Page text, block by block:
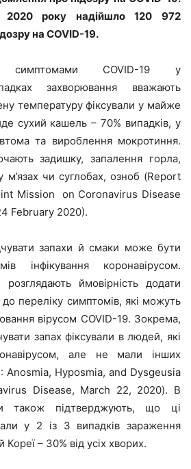
2020 року надійшло 120 972
на COVID-19.
симптомами COVID-19 у
захворювання вважають
температуру фіксували у майже
сухий кашель – 70% випадків, у
та вироблення мокротиння.
задишку, запалення горла,
м’язах чи суглобах, озноб (Report
Mission on Coronavirus Disease
February 2020).
запахи й смаки може бути
інфікування коронавірусом.
розглядають ймовірність додати
переліку симптомів, які можуть
вірусом COVID-19. Зокрема,
запах фіксували в людей, які
але не мали інших
Anosmia, Hyposmia, and Dysgeusia
Disease, March 22, 2020). В
також підтверджують, що ці
у 2 із 3 випадків зараження
Кореї – 30% від усіх хворих.